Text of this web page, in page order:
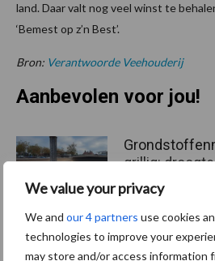
We value your privacy
We and our 4 partners use cookies
technologies to improve your
may store and/or access information
land. Daar valt nog veel winst te
‘Bemest op z’n Best’.
Bron: Verantwoorde Veehouderij
Aanbevolen voor jou!
grillig:
geopolitiek
in de greep
De